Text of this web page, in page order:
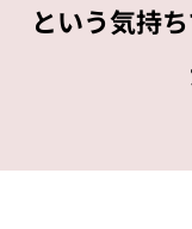
という気持